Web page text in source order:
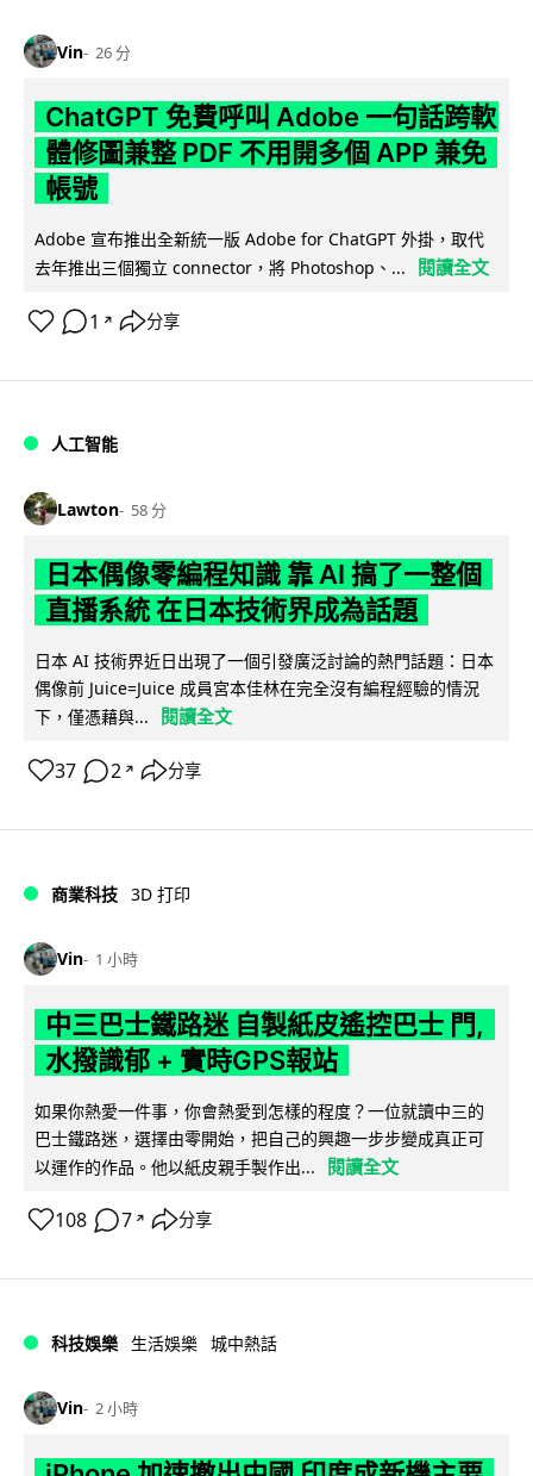
Vin 26 分
ChatGPT 免費呼叫 Adobe 一句話跨軟
體修圖兼整 PDF 不用開多個 APP 兼免
帳號
Adobe 宣布推出全新統一版 Adobe for ChatGPT 外掛，取代
去年推出三個獨立 connector，將 Photoshop、...
閱讀全文
1 ↗ 分享
人工智能
Lawton 58 分
日本偶像零編程知識 靠 AI 搞了一整個
直播系統 在日本技術界成為話題
日本 AI 技術界近日出現了一個引發廣泛討論的熱門話題：日本
偶像前 Juice=Juice 成員宮本佳林在完全沒有編程經驗的情況
下，僅憑藉與...
閱讀全文
37 2 ↗ 分享
商業科技 3D 打印
Vin 1 小時
中三巴士鐵路迷 自製紙皮遙控巴士 門,
水撥識郁 + 實時GPS報站
如果你熱愛一件事，你會熱愛到怎樣的程度？一位就讀中三的
巴士鐵路迷，選擇由零開始，把自己的興趣一步步變成真正可
以運作的作品。他以紙皮親手製作出...
閱讀全文
108 7 ↗ 分享
科技娛樂 生活娛樂 城中熱話
Vin 2 小時